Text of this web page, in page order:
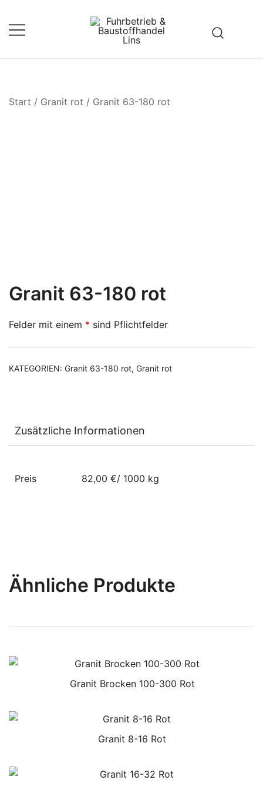
Inhalt
springen
Start / Granit rot / Granit 63-180 rot
Granit 63-180 rot
Felder mit einem * sind Pflichtfelder
KATEGORIEN: Granit 63-180 rot, Granit rot
Zusätzliche Informationen
Preis 82,00 €/ 1000 kg
Ähnliche Produkte
Granit Brocken 100-300 Rot
Granit 8-16 Rot